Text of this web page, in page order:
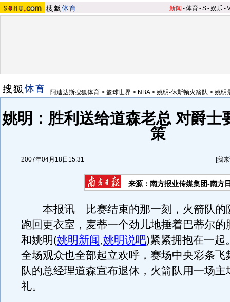
新闻 -体育-S-娱乐-
阿迪达斯搜狐体育 > 篮球世界 > NBA> 姚明-休斯顿火箭队 > 姚明
姚明：胜利送给道森老总 对爵士
策
2007年04月18日15:31 [我
来源：南方报业传媒集团-南方
本报讯 比赛结束的那一刻，火箭队的
跑回更衣室，麦蒂一个劲儿地捶着巴蒂尔的
和姚明(姚明新闻,姚明说吧)紧紧拥抱在一起
全场观众也全部起立欢呼，赛场中央彩条飞
队的总经理道森宣布退休，火箭队用一场主
礼。